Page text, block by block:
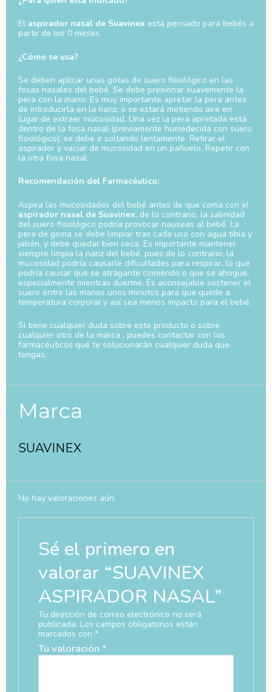
El aspirador nasal de Suavinex está pensado para bebés a
partir de los 0 meses.
¿Cómo se usa?
Se deben aplicar unas gotas de suero fisiológico en las
fosas nasales del bebé. Se debe presionar suavemente la
pera con la mano. Es muy importante apretar la pera antes
de introducirla en la nariz, o se estará metiendo aire en
lugar de extraer mucosidad. Una vez la pera apretada está
dentro de la fosa nasal (previamente humedecida con suero
fisiológico), se debe ir soltando lentamente. Retirar el
aspirador y vaciar de mucosidad en un pañuelo. Repetir con
la otra fosa nasal.
Recomendación del Farmacéutico:
Aspira las mucosidades del bebé antes de que coma con el
aspirador nasal de Suavinex, de lo contrario, la salinidad
del suero fisiológico podría provocar nauseas al bebé. La
pera de goma se debe limpiar tras cada uso con agua tibia y
jabón, y debe quedar bien seca. Es importante mantener
siempre limpia la nariz del bebé, pues de lo contrario, la
mucosidad podría causarle dificultades para respirar, lo que
podría causar que se atragante comiendo o que se ahogue,
especialmente mientras duerme. Es aconsejable sostener el
suero entre las manos unos minutos para que quede a
temperatura corporal y así sea menos impacto para el bebé.
Si tiene cualquier duda sobre este producto o sobre
cualquier otro de la marca , puedes contactar con los
farmacéuticos que te solucionarán cualquier duda que
tengas.
Marca
SUAVINEX
No hay valoraciones aún.
Sé el primero en
valorar “SUAVINEX
ASPIRADOR NASAL”
Tu dirección de correo electrónico no será
publicada. Los campos obligatorios están
marcados con *
Tu valoración *